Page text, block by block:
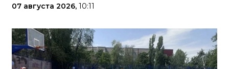
07 августа 2026, 10:11